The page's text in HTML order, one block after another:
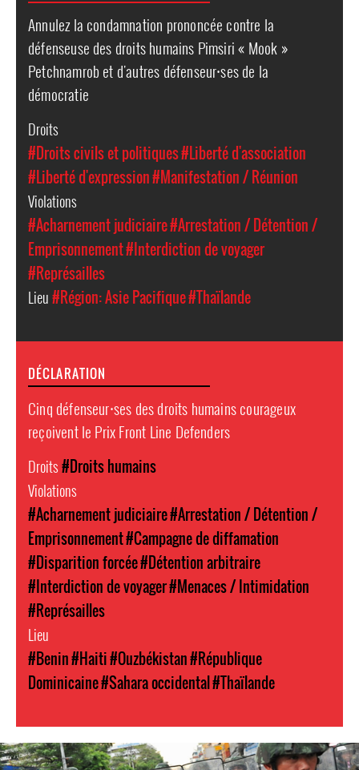
Annulez la condamnation prononcée contre la
défenseuse des droits humains Pimsiri « Mook »
Petchnamrob et d'autres défenseur⸱ses de la
démocratie
Droits
#Droits civils et politiques#Liberté d'association
#Liberté d'expression#Manifestation / Réunion
Violations
#Acharnement judiciaire#Arrestation / Détention /
Emprisonnement#Interdiction de voyager
#Représailles
Lieu#Région: Asie Pacifique#Thaïlande
DÉCLARATION
Cinq défenseur⸱ses des droits humains courageux
reçoivent le Prix Front Line Defenders
Droits#Droits humains
Violations
#Acharnement judiciaire#Arrestation / Détention /
Emprisonnement#Campagne de diffamation
#Disparition forcée#Détention arbitraire
#Interdiction de voyager#Menaces / Intimidation
#Représailles
Lieu
#Benin#Haiti#Ouzbékistan#République
Dominicaine#Sahara occidental#Thaïlande